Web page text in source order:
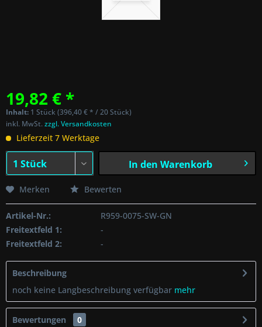
19,82 € *
Inhalt: 1 Stück (396,40 € * / 20 Stück)
inkl. MwSt.zzgl. Versandkosten
Lieferzeit 7 Werktage
In den Warenkorb
Merken Bewerten
Artikel-Nr.:
R959-0075-SW-GN
Freitextfeld 1:
-
Freitextfeld 2:
-
Beschreibung
noch keine Langbeschreibung verfügbar mehr
Bewertungen
0